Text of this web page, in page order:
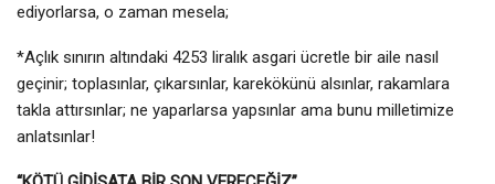
ediyorlarsa, o zaman mesela;
*Açlık sınırın altındaki 4253 liralık asgari ücretle bir aile nasıl
geçinir; toplasınlar, çıkarsınlar, karekökünü alsınlar, rakamlara
takla attırsınlar; ne yaparlarsa yapsınlar ama bunu milletimize
anlatsınlar!